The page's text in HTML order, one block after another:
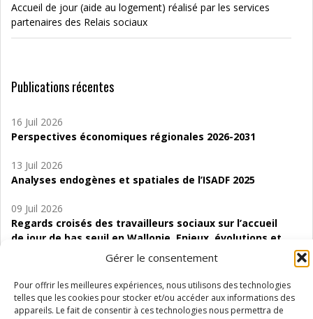
Gérer le consentement
Pour offrir les meilleures expériences, nous utilisons des technologies
telles que les cookies pour stocker et/ou accéder aux informations des
appareils. Le fait de consentir à ces technologies nous permettra de
Accueil de jour (aide au logement) réalisé par les services
partenaires des Relais sociaux
Publications récentes
16 Juil 2026
Perspectives économiques régionales 2026-2031
13 Juil 2026
Analyses endogènes et spatiales de l’ISADF 2025
09 Juil 2026
Regards croisés des travailleurs sociaux sur l’accueil
de jour de bas seuil en Wallonie. Enjeux, évolutions et
06 Juil 2026
Étude d’évaluabilité des Structures
d’accompagnement à l’autocréation d’emploi (SAACE)